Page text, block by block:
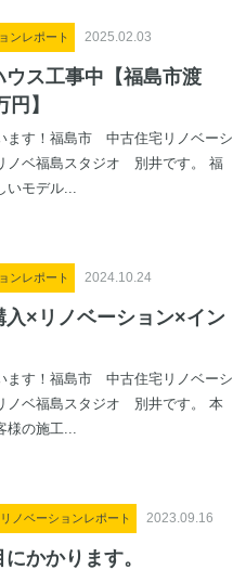
ンレポート 2025.02.03
ウス工事中【福島市渡
】
ます！福島市 中古住宅リノベーシ
ノベ福島スタジオ 別井です。 福
いモデル...
ンレポート 2024.10.24
入×リノベーション×イン
ます！福島市 中古住宅リノベーシ
ノベ福島スタジオ 別井です。 本
様の施工...
ノベーションレポート 2023.09.16
かかります。